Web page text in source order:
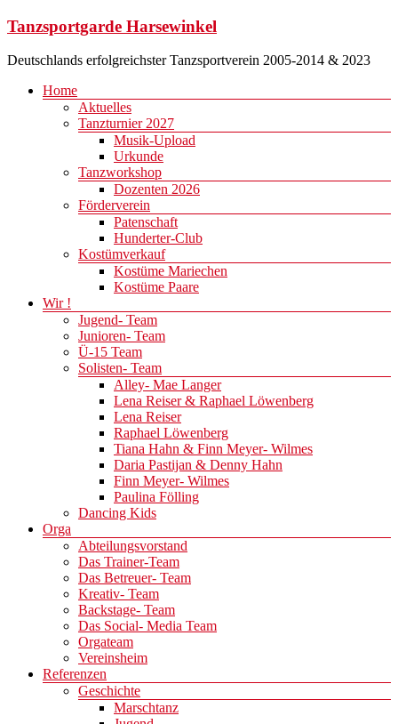
Zum
springen
Tanzsportgarde Harsewinkel
Deutschlands erfolgreichster Tanzsportverein 2005-2014 & 2023
Menü
Home
Aktuelles
Tanzturnier 2027
Musik-Upload
Urkunde
Tanzworkshop
Dozenten 2026
Förderverein
Patenschaft
Hunderter-Club
Kostümverkauf
Kostüme Mariechen
Kostüme Paare
Wir !
Jugend- Team
Junioren- Team
Ü-15 Team
Solisten- Team
Alley- Mae Langer
Lena Reiser & Raphael Löwenberg
Lena Reiser
Raphael Löwenberg
Tiana Hahn & Finn Meyer- Wilmes
Daria Pastijan & Denny Hahn
Finn Meyer- Wilmes
Paulina Fölling
Dancing Kids
Orga
Abteilungsvorstand
Das Trainer-Team
Das Betreuer- Team
Kreativ- Team
Backstage- Team
Das Social- Media Team
Orgateam
Vereinsheim
Referenzen
Geschichte
Marschtanz